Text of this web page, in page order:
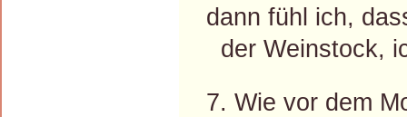
dann fühl ich,
der Weinstock,
7. Wie vor dem